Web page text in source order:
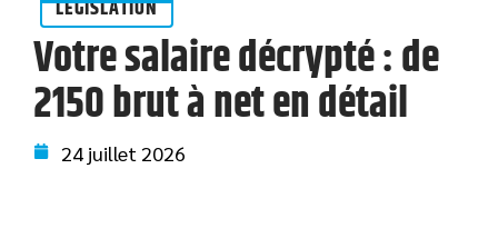
LÉGISLATION
Votre salaire décrypté : de
2150 brut à net en détail
24 juillet 2026